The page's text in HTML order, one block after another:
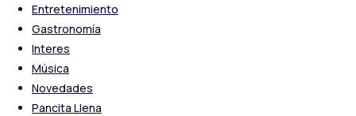
Entretenimiento
Gastronomía
Interes
Música
Novedades
Pancita Llena